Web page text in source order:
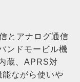
とアナログ通信
ンドモービル機
蔵、APRS対
ながら使いや